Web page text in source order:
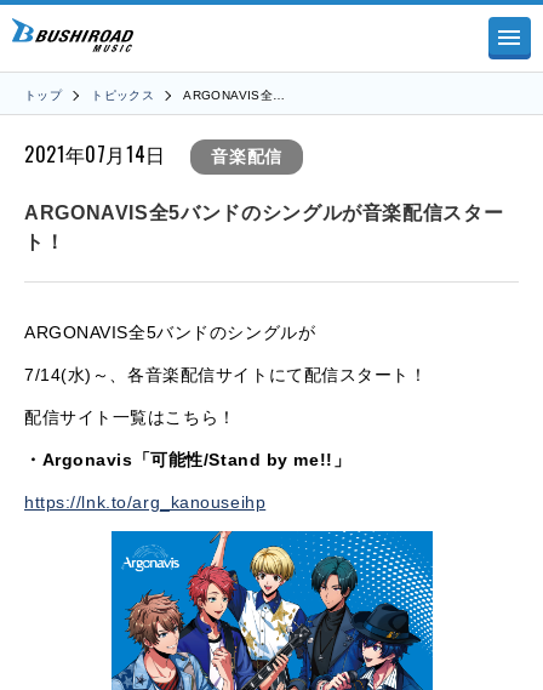
トップ トピックス ARGONAVIS全…
2021年07月14日 音楽配信
ARGONAVIS全5バンドのシングルが音楽配信スター
ト！
ARGONAVIS全5バンドのシングルが
7/14(水)～、各音楽配信サイトにて配信スタート！
配信サイト一覧はこちら！
・Argonavis「可能性/Stand by me!!」
https://lnk.to/arg_kanouseihp